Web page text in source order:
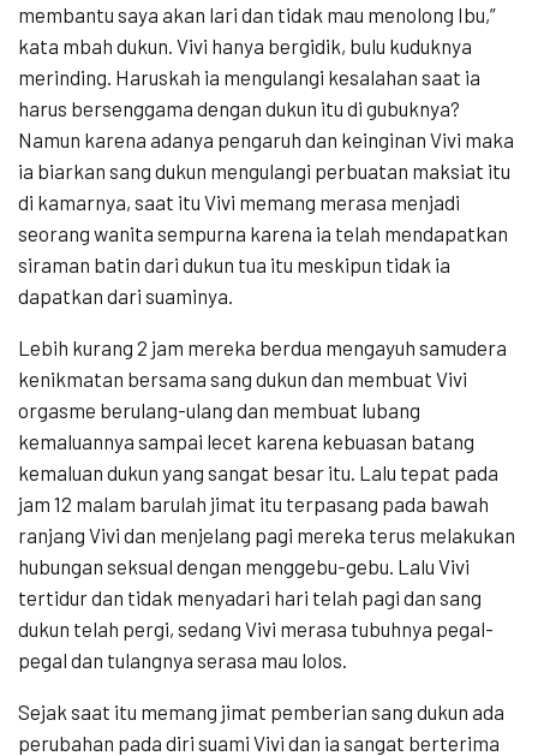
membantu saya akan lari dan tidak mau menolong Ibu,”
kata mbah dukun. Vivi hanya bergidik, bulu kuduknya
merinding. Haruskah ia mengulangi kesalahan saat ia
harus bersenggama dengan dukun itu di gubuknya?
Namun karena adanya pengaruh dan keinginan Vivi maka
ia biarkan sang dukun mengulangi perbuatan maksiat itu
di kamarnya, saat itu Vivi memang merasa menjadi
seorang wanita sempurna karena ia telah mendapatkan
siraman batin dari dukun tua itu meskipun tidak ia
dapatkan dari suaminya.
Lebih kurang 2 jam mereka berdua mengayuh samudera
kenikmatan bersama sang dukun dan membuat Vivi
orgasme berulang-ulang dan membuat lubang
kemaluannya sampai lecet karena kebuasan batang
kemaluan dukun yang sangat besar itu. Lalu tepat pada
jam 12 malam barulah jimat itu terpasang pada bawah
ranjang Vivi dan menjelang pagi mereka terus melakukan
hubungan seksual dengan menggebu-gebu. Lalu Vivi
tertidur dan tidak menyadari hari telah pagi dan sang
dukun telah pergi, sedang Vivi merasa tubuhnya pegal-
pegal dan tulangnya serasa mau lolos.
Sejak saat itu memang jimat pemberian sang dukun ada
perubahan pada diri suami Vivi dan ia sangat berterima